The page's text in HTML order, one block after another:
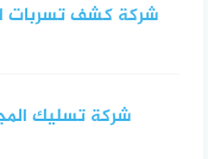
شركة كشف تسربات
شركة تسليك